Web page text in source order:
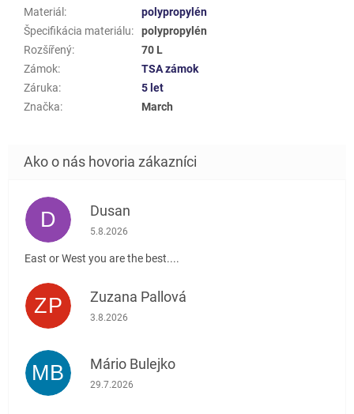
Materiál :
polypropylén
Špecifikácia materiálu:
polypropylén
Rozšířený:
70 L
Zámok:
TSA zámok
Záruka:
5 let
Značka: March
D Dusan
Hodnotenie obchodu je 5 z 5 hviezdičiek.
5.8.2026
East or West you are the best....
ZP Zuzana Pallová
Hodnotenie obchodu je 5 z 5 hviezdičiek.
3.8.2026
MB Mário Bulejko
Hodnotenie obchodu je 5 z 5 hviezdičiek.
29.7.2026